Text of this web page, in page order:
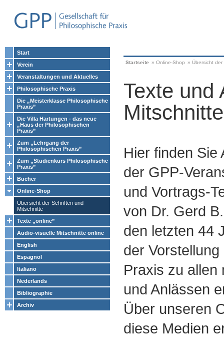
Start
Verein
Veranstaltungen und Aktuelles
Philosophische Praxis
Die „Meisterklasse Philosophische
Praxis”
Die Villa Hartungen - das neue
„Haus der Philosophischen
Praxis”
Zum „Lehrgang der
Philosophischen Praxis”
Zum „Studienkurs Philosophische
Praxis”
Bücher
Online-Shop
Übersicht der Schriften und
Mitschnitte
Texte „online”
Audio-visuelle Mitschnitte online
English
Espagnol
Italiano
Nederlands
Bibliographie
Archiv
Startseite » Online-Shop » Übersicht
Texte und
Mitschnitte
Hier finden Sie
der GPP-
und Vortrags-
von Dr. Gerd
den letzten 44
der
Praxis zu allen
und Anlässen
Über unseren
diese Medien